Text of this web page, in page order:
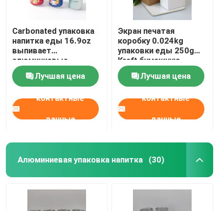
Carbonated упаковка
напитка еды 16.9oz
выпивает
алюминиевые
консервные банки
500mlЛучшая цена
контактные
данные
Экран печатая
коробку 0.024kg
упаковки еды 250g
Kraft бумажную
Лучшая цена
контактные
данные
Алюминиевая упаковка напитка (30)